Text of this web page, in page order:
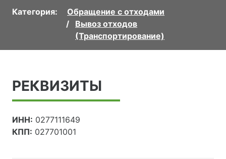
Категория:
Обращение с отходами
Вывоз отходов
(Транспортирование)
РЕКВИЗИТЫ
ИНН: 0277111649
КПП: 027701001